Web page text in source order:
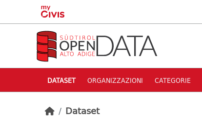
Skip to main content
DATASET ORGANIZZAZIONI CATEGORIE
Dataset